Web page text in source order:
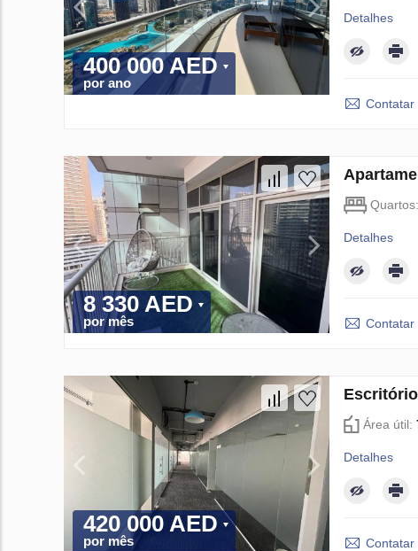
400 000 AED
por ano
Detalhes
Contatar
8 330 AED
por mês
Quartos:
Detalhes
Contatar
420 000 AED
por mês
Área útil:
Detalhes
Contatar